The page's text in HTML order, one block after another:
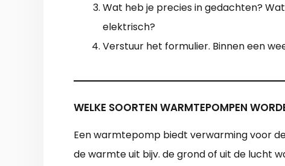
Wat heb je precies in gedachten?
elektrisch?
Verstuur het formulier. Binnen een
WELKE SOORTEN WARMTEPOMPEN
Een warmtepomp biedt verwarming voor
de warmte uit bijv. de grond of uit de lucht